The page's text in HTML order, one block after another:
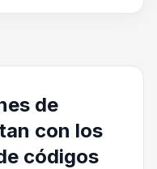
de
con los
códigos